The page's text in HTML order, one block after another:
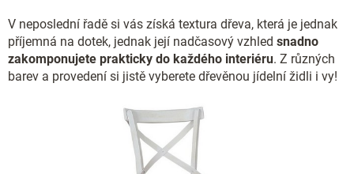
ý
p
i
s
u
V neposlední řadě si vás získá textura dřeva, která je jednak
příjemná na dotek, jednak její nadčasový vzhled snadno
zakomponujete prakticky do každého interiéru. Z různých
barev a provedení si jistě vyberete dřevěnou jídelní židli i vy!